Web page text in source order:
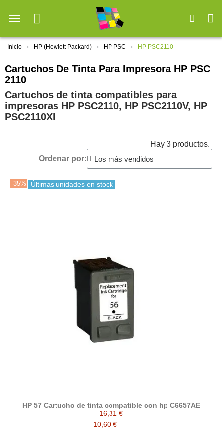
Inicio HP (Hewlett Packard) HP PSC HP PSC2110
Cartuchos De Tinta Para Impresora HP PSC
2110
Cartuchos de tinta compatibles para
impresoras HP PSC2110, HP PSC2110V, HP
PSC2110XI
Hay 3 productos.
Ordenar por:
-35% Últimas unidades en stock
HP 57 Cartucho de tinta compatible con hp C6657AE
16,31 €
10,60 €